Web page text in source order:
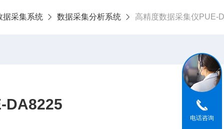
据采集系统 数据采集分析系统 高精度数据采集仪PUE-
DA8225
电话咨询